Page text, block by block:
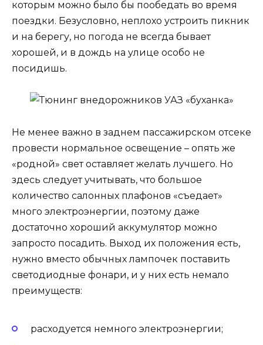
которым можно было бы пообедать во время
поездки. Безусловно, неплохо устроить пикник
и на берегу, но погода не всегда бывает
хорошей, и в дождь на улице особо не
посидишь.
Не менее важно в заднем пассажирском отсеке
провести нормальное освещение – опять же
«родной» свет оставляет желать лучшего. Но
здесь следует учитывать, что большое
количество салонных плафонов «съедает»
много электроэнергии, поэтому даже
достаточно хороший аккумулятор можно
запросто посадить. Выход их положения есть,
нужно вместо обычных лампочек поставить
светодиодные фонари, и у них есть немало
преимуществ:
расходуется немного электроэнергии;